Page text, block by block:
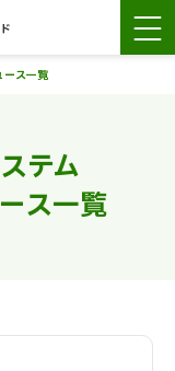
ース一覧
テム
ス一覧